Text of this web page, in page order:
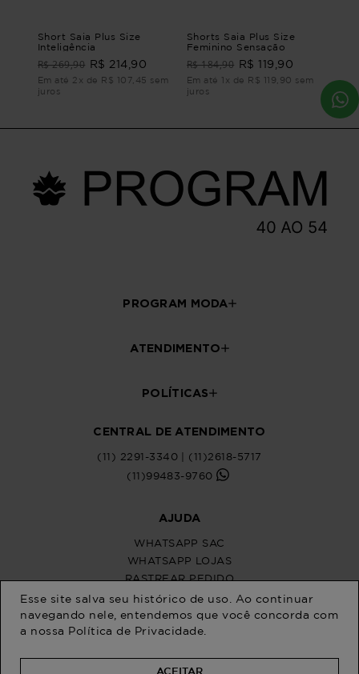
Short Saia Plus Size
Inteligência
R$ 269,90 R$ 214,90
Em até 2x de R$ 107,45 sem
juros
Shorts Saia Plus Size
Feminino Sensação
R$ 184,90 R$ 119,90
Em até 1x de R$ 119,90 sem
juros
PROGRAM MODA
ATENDIMENTO
POLÍTICAS
CENTRAL DE ATENDIMENTO
(11) 2291-3340 | (11)2618-5717
(11)99483-9760
AJUDA
WHATSAPP SAC
WHATSAPP LOJAS
RASTREAR PEDIDO
SOLICITE SUA TROCA
PERGUNTAS FREQUENTES
Esse site salva seu histórico de uso. Ao continuar
navegando nele, entendemos que você concorda com
a nossa Política de Privacidade
ACEITAR